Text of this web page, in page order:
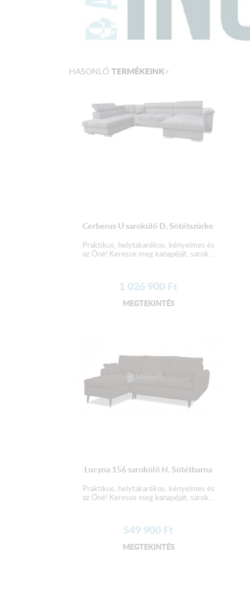
HASONLÓ TERMÉKEINK>
Cerberus U sarokülő D, Sötétszürke
Praktikus, helytakarékos, kényelmes és
az Öné! Keresse meg kanapéját, sarok...
1 026 900Ft
MEGTEKINTÉS
Lucyna 156 sarokülő H, Sötétbarna
Praktikus, helytakarékos, kényelmes és
az Öné! Keresse meg kanapéját, sarok...
549 900Ft
MEGTEKINTÉS